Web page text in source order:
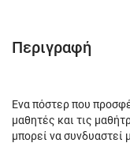
Περιγραφή
Ένα πόστερ που
μαθητές και τις
μπορεί να συνδυαστεί